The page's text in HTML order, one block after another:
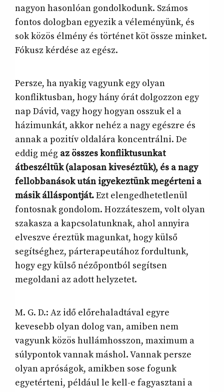
nagyon hasonlóan gondolkodunk. Számos
fontos dologban egyezik a véleményünk, és
sok közös élmény és történet köt össze minket.
Fókusz kérdése az egész.
Persze, ha nyakig vagyunk egy olyan
konfliktusban, hogy hány órát dolgozzon egy
nap Dávid, vagy hogy hogyan osszuk el a
házimunkát, akkor nehéz a nagy egészre és
annak a pozitív oldalára koncentrálni. De
eddig még az összes konfliktusunkat
átbeszéltük (alaposan kiveséztük), és a nagy
fellobbanások után igyekeztünk megérteni a
másik álláspontját.Ezt elengedhetetlenül
fontosnak gondolom. Hozzáteszem, volt olyan
szakasza a kapcsolatunknak, ahol annyira
elveszve éreztük magunkat, hogy külső
segítséghez, párterapeutához fordultunk,
hogy egy külső nézőpontból segítsen
megoldani az adott helyzetet.
M. G. D.: Az idő előrehaladtával egyre
kevesebb olyan dolog van, amiben nem
vagyunk közös hullámhosszon, maximum a
súlypontok vannak máshol. Vannak persze
olyan apróságok, amikben sose fogunk
egyetérteni, például le kell-e fagyasztani a